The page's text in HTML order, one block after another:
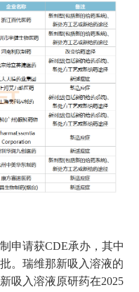
申请获CDE承办，其中
。瑞维那新吸入溶液的
吸入溶液原研药在2025